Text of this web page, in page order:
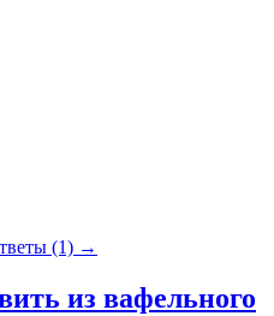
(1) →
из вафельного